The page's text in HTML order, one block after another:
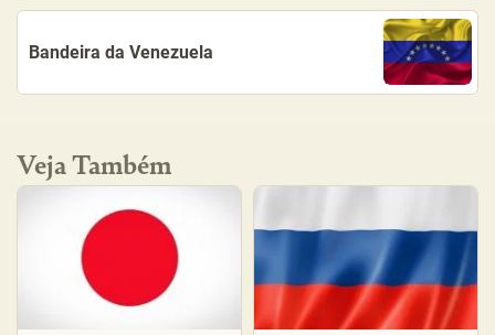
Bandeira da Venezuela
Veja Também